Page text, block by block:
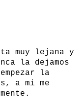
muy lejana y
la dejamos
la
a mi me